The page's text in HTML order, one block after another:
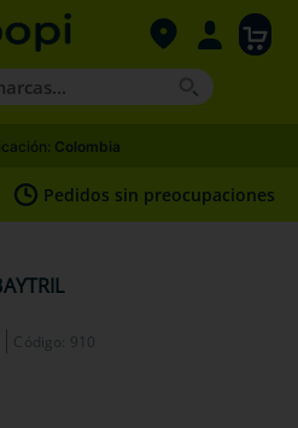
Colombia
Pedidos sin preocupaciones
Código: 910